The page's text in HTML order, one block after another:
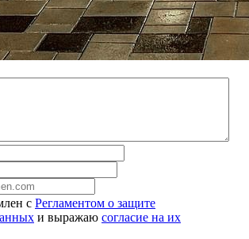
с Регламентом о защите
и выражаю согласие на их